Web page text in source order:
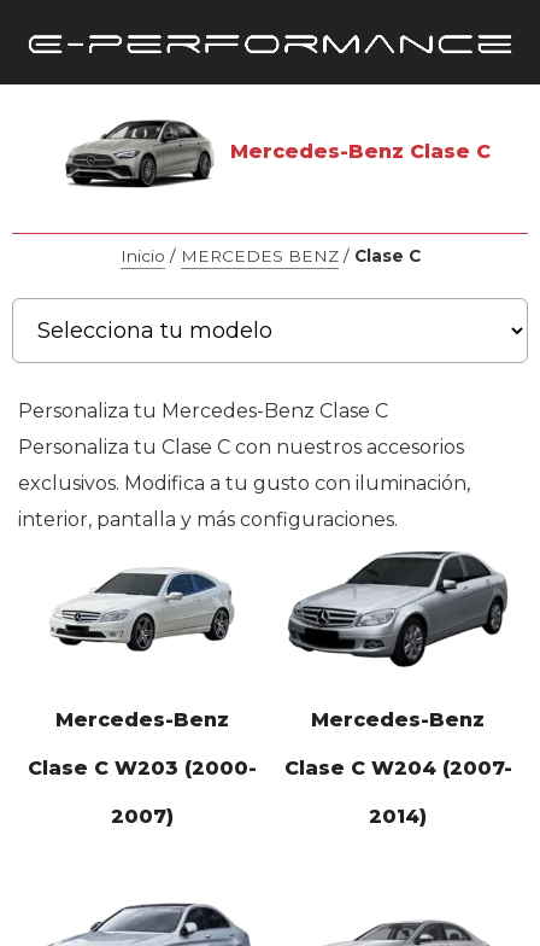
Mercedes-Benz Clase C
Inicio / MERCEDES BENZ/ Clase C
Personaliza tu Mercedes-Benz Clase C
Personaliza tu Clase C con nuestros accesorios
exclusivos. Modifica a tu gusto con iluminación,
interior, pantalla y más configuraciones.
Mercedes-Benz
Clase C W203 (2000-
2007)
Mercedes-Benz
Clase C W204 (2007-
2014)